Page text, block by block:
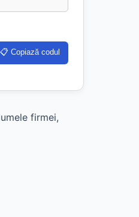
📋 Copiază codul
firmei,